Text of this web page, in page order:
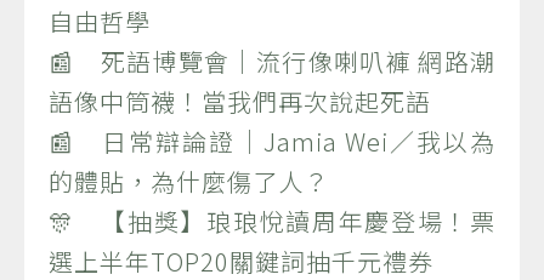
自由哲學
📰 死語博覽會｜流行像喇叭褲 網路潮
語像中筒襪！當我們再次說起死語
📰 日常辯論證｜Jamia Wei／我以為
的體貼，為什麼傷了人？
🎊 【抽獎】琅琅悅讀周年慶登場！票
選上半年TOP20關鍵詞抽千元禮券